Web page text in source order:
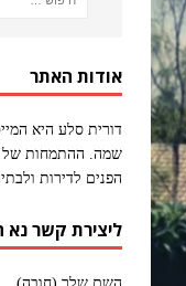
אודות האתר
דורית סלע היא
שמה. ההתמחות של
הפנים לדירות
ליצירת קשר נא